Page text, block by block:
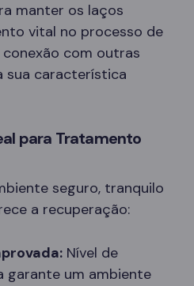
manter os laços
vital no processo de
com outras
sua característica
para Tratamento
seguro, tranquilo
a recuperação:
Nível de
garante um ambiente